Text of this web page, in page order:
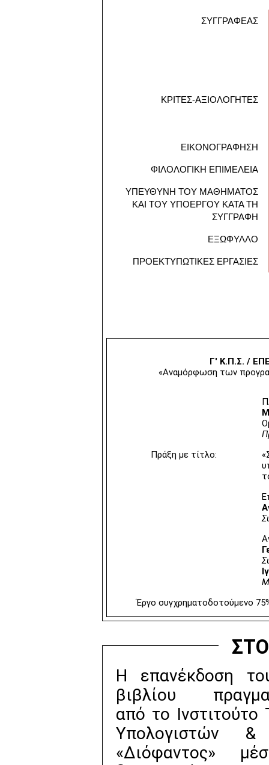
ΣΥΓΓΡΑΦΕΑΣ
ΚΡΙΤΕΣ-ΑΞΙΟΛΟΓΗΤΕΣ
ΕΙΚΟΝΟΓΡΑΦΗΣΗ
ΦΙΛΟΛΟΓΙΚΗ ΕΠΙΜΕΛΕΙΑ
ΥΠΕΥΘΥΝΗ ΤΟΥ ΜΑΘΗΜΑΤΟΣ
ΚΑΙ ΤΟΥ ΥΠΟΕΡΓΟΥ ΚΑΤΑ ΤΗ
ΣΥΓΓΡΑΦΗ
ΕΞΩΦΥΛΛΟ
ΠΡΟΕΚΤΥΠΩΤΙΚΕΣ ΕΡΓΑΣΙΕΣ
Γ' K.Π.Σ. /
«Aναμόρφωση των
Πράξη με τίτλο:
Έργο συγχρηματοδοτούμενο
Η επανέκδοση
βιβλίου
από το Ινστιτούτο
Υπολογιστών &
«Διόφαντος»